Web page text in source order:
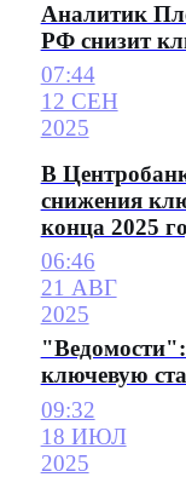
Аналитик
РФ снизит
07:44
12 СЕН
2025
В
снижения
конца 2025
06:46
21 АВГ
2025
ключевую
09:32
18 ИЮЛ
2025